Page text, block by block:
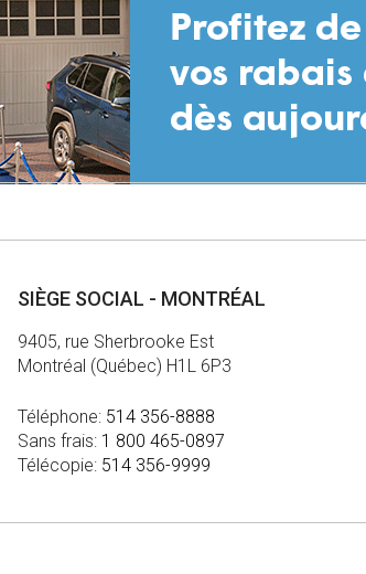
SIÈGE SOCIAL - MONTRÉAL
9405, rue Sherbrooke Est
Montréal (Québec) H1L 6P3
Téléphone: 514 356-8888
Sans frais: 1 800 465-0897
Télécopie: 514 356-9999